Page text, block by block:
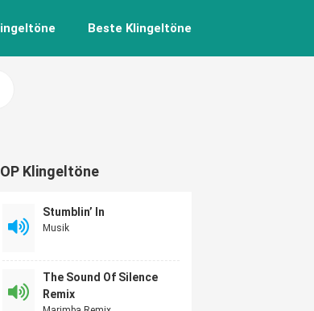
Beste Klingeltöne
Klingeltöne
Stumblin’ In
Musik
The Sound Of Silence
Remix